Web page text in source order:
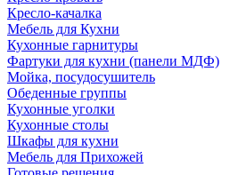
Кресло-качалка
Мебель для Кухни
Кухонные гарнитуры
Фартуки для кухни (панели МДФ)
Мойка, посудосушитель
Обеденные группы
Кухонные уголки
Кухонные столы
Шкафы для кухни
Мебель для Прихожей